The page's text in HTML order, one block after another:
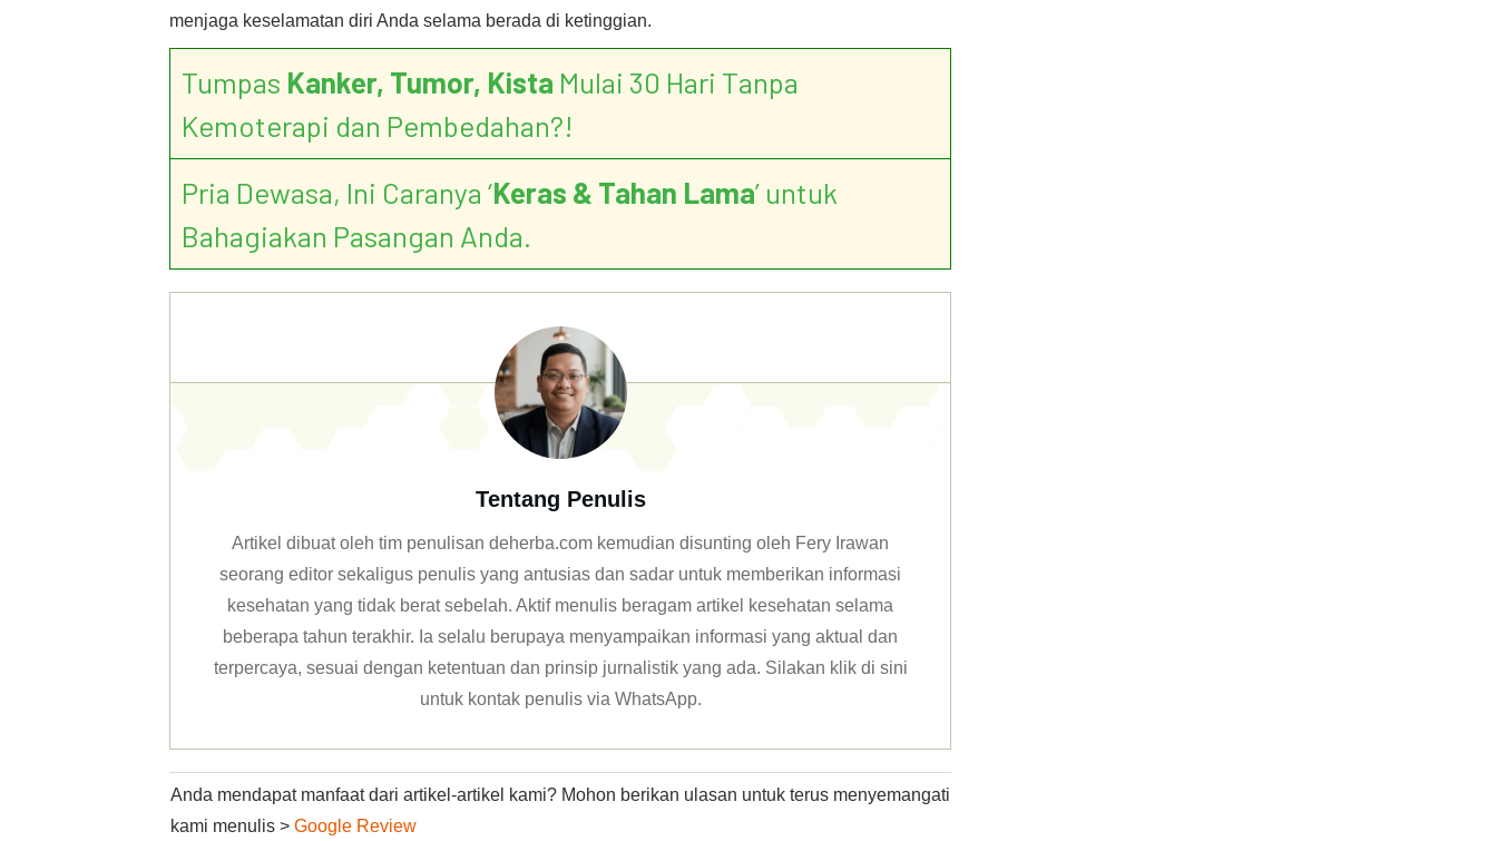
menjaga keselamatan diri Anda selama berada di ketinggian.
Tumpas Kanker, Tumor, Kista Mulai 30 Hari Tanpa
Kemoterapi dan Pembedahan?!
Pria Dewasa, Ini Caranya ‘Keras & Tahan Lama’ untuk
Bahagiakan Pasangan Anda.
Tentang Penulis
Artikel dibuat oleh tim penulisan deherba.com kemudian disunting oleh Fery Irawan
seorang editor sekaligus penulis yang antusias dan sadar untuk memberikan informasi
kesehatan yang tidak berat sebelah. Aktif menulis beragam artikel kesehatan selama
beberapa tahun terakhir. Ia selalu berupaya menyampaikan informasi yang aktual dan
terpercaya, sesuai dengan ketentuan dan prinsip jurnalistik yang ada. Silakan klik di sini
untuk kontak penulis via WhatsApp.
Anda mendapat manfaat dari artikel-artikel kami? Mohon berikan ulasan untuk terus menyemangati
kami menulis > Google Review